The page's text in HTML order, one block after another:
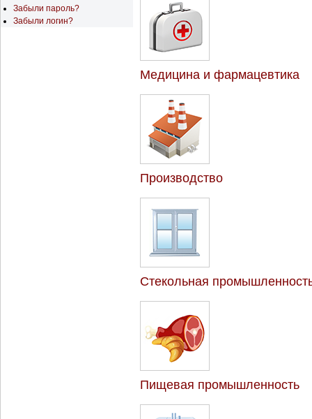
Забыли пароль?
Забыли логин?
Медицина и фармацевтика
Производство
Стекольная
Пищевая промышленность